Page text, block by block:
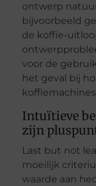
ontwerp
bijvoorbeeld
de koffie-
voor de
het geval bij
Intuïtieve
zijn
Last but not
moeilijk
waarde aan